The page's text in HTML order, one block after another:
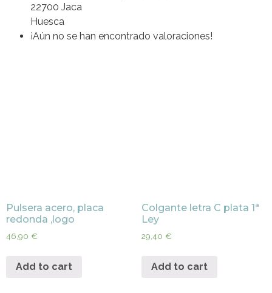
22700 Jaca
Huesca
¡Aún no se han encontrado valoraciones!
Pulsera acero, placa
redonda ,logo
46,90 €
Add to cart
Colgante letra C plata 1ª
Ley
29,40 €
Add to cart